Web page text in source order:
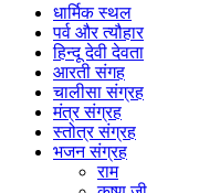
धार्मिक स्थल
पर्व और त्यौहार
हिन्दू देवी देवता
आरती संगह
चालीसा संग्रह
मंत्र संग्रह
स्तोत्र संग्रह
भजन संग्रह
राम